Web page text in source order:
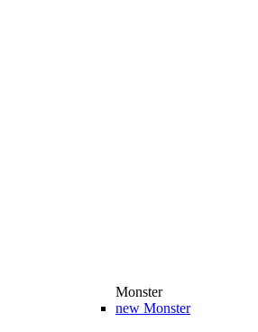
Monster
new Monster